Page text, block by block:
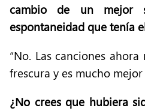
cambio de un mejor
espontaneidad que tenía
“No. Las canciones
frescura y es mucho
¿No crees que hubiera